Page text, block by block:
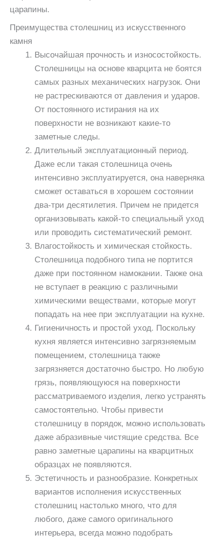
царапины.
Преимущества столешниц из искусственного
камня
Высочайшая прочность и износостойкость.
Столешницы на основе кварцита не боятся
самых разных механических нагрузок. Они
не растрескиваются от давления и ударов.
От постоянного истирания на их
поверхности не возникают какие-то
заметные следы.
Длительный эксплуатационный период.
Даже если такая столешница очень
интенсивно эксплуатируется, она наверняка
сможет оставаться в хорошем состоянии
два-три десятилетия. Причем не придется
организовывать какой-то специальный уход
или проводить систематический ремонт.
Влагостойкость и химическая стойкость.
Столешница подобного типа не портится
даже при постоянном намокании. Также она
не вступает в реакцию с различными
химическими веществами, которые могут
попадать на нее при эксплуатации на кухне.
Гигиеничность и простой уход. Поскольку
кухня является интенсивно загрязняемым
помещением, столешница также
загрязняется достаточно быстро. Но любую
грязь, появляющуюся на поверхности
рассматриваемого изделия, легко устранять
самостоятельно. Чтобы привести
столешницу в порядок, можно использовать
даже абразивные чистящие средства. Все
равно заметные царапины на кварцитных
образцах не появляются.
Эстетичность и разнообразие. Конкретных
вариантов исполнения искусственных
столешниц настолько много, что для
любого, даже самого оригинального
интерьера, всегда можно подобрать